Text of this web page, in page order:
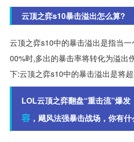
云顶之弈s10暴击溢出怎么算?
云顶之弈s10中的暴击溢出是指当
00%时,多出的暴击率将转化为溢出
下:云顶之弈s10中的暴击溢出是将超
LOL云顶之弈翻盘“重击流”爆发
容 ，飓风法强暴击战场，你有